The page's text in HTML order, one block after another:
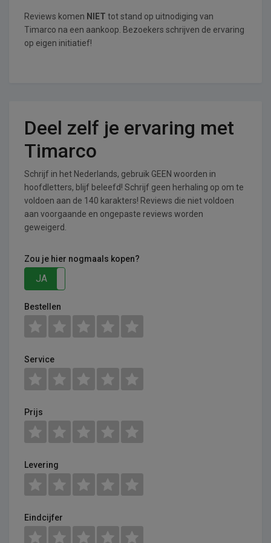
Reviews komen NIET tot stand op uitnodiging van
Timarco na een aankoop. Bezoekers schrijven de ervaring
op eigen initiatief!
Deel zelf je ervaring met
Timarco
Schrijf in het Nederlands, gebruik GEEN woorden in
hoofdletters, blijf beleefd! Schrijf geen herhaling op om te
voldoen aan de 140 karakters! Reviews die niet voldoen
aan voorgaande en ongepaste reviews worden
geweigerd.
Zou je hier nogmaals kopen?
JA
Bestellen
Service
Prijs
Levering
Eindcijfer